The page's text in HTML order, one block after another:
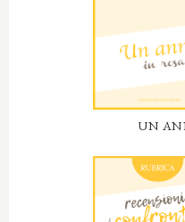
UN